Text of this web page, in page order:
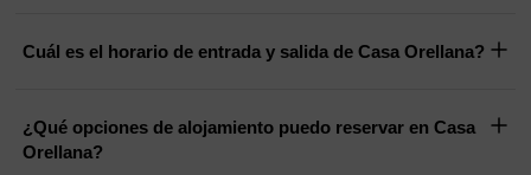
Cuál es el horario de entrada y salida de Casa Orellana?
¿Qué opciones de alojamiento puedo reservar en Casa
Orellana?